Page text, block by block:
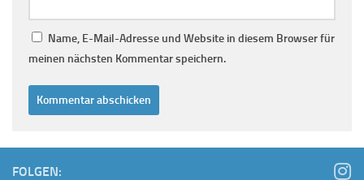
Name, E-Mail-Adresse und Website in diesem Browser für
meinen nächsten Kommentar speichern.
FOLGEN: